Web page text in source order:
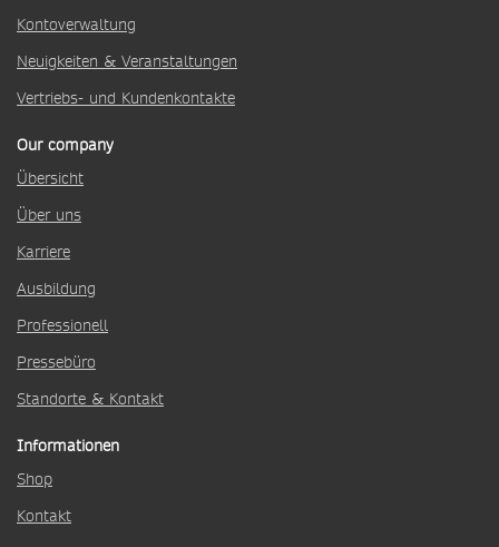
Kontoverwaltung
Neuigkeiten & Veranstaltungen
Vertriebs- und Kundenkontakte
Our company
Übersicht
Über uns
Karriere
Ausbildung
Professionell
Pressebüro
Standorte & Kontakt
Informationen
Shop
Kontakt